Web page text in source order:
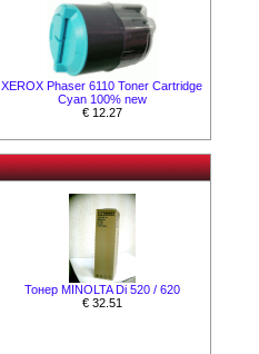
XEROX Phaser 6110 Toner Cartridge
Cyan 100% new
€ 12.27
Тонер MINOLTA Di 520 / 620
€ 32.51